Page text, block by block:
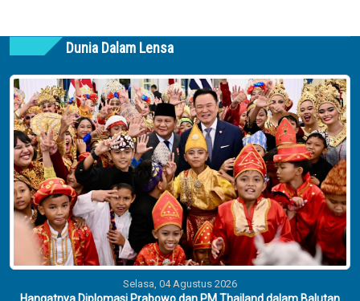
Stabilitas Harga BBM
JAKARTA - Presiden Prabowo
terkait untuk segera mengambil...
Selasa, 04 Agustus 2026
Youtuber Bigmo Bakal Diperiksa
Polisi Usai Libatkan Anak dalam
Promosi Vape
JAKARTA - Polda Metro Jaya akan
memanggil Youtuber Muhammad
Jannah alias Bigmo untuk dimintai...
Dunia Dalam Lensa